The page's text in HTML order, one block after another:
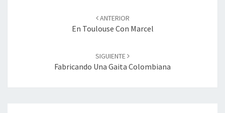
ANTERIOR
En Toulouse Con Marcel
SIGUIENTE
Fabricando Una Gaita Colombiana